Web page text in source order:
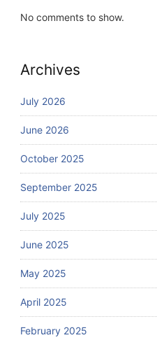
No comments to show.
Archives
July 2026
June 2026
October 2025
September 2025
July 2025
June 2025
May 2025
April 2025
February 2025